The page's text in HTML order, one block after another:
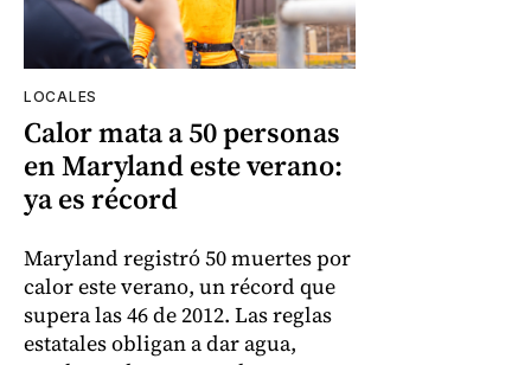
LOCALES
Calor mata a 50 personas
en Maryland este verano:
ya es récord
Maryland registró 50 muertes por
calor este verano, un récord que
supera las 46 de 2012. Las reglas
estatales obligan a dar agua,